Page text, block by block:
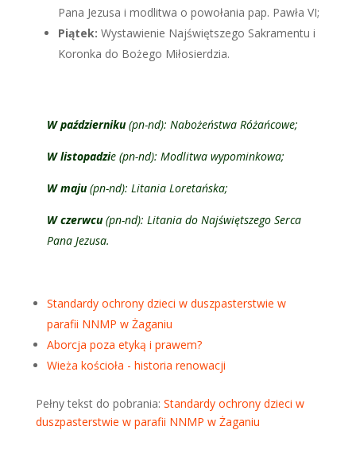
Pana Jezusa i modlitwa o powołania pap. Pawła VI;
Piątek: Wystawienie Najświętszego Sakramentu i
Koronka do Bożego Miłosierdzia.
W październiku(pn-nd): Nabożeństwa Różańcowe;
W listopadzie (pn-nd): Modlitwa wypominkowa;
W maju(pn-nd): Litania Loretańska;
W czerwcu(pn-nd): Litania do Najświętszego Serca
Pana Jezusa.
Standardy ochrony dzieci w duszpasterstwie w
parafii NNMP w Żaganiu
Aborcja poza etyką i prawem?
Wieża kościoła - historia renowacji
Pełny tekst do pobrania: Standardy ochrony dzieci w
duszpasterstwie w parafii NNMP w Żaganiu